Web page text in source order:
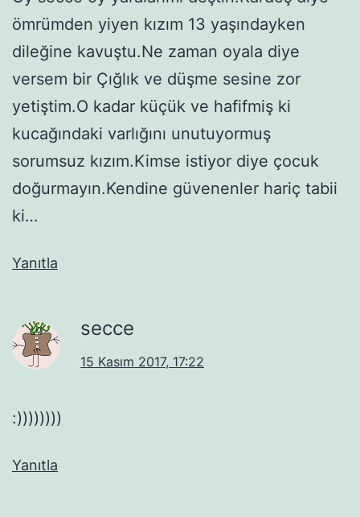
ömrümden yiyen kızım 13 yaşındayken
dileğine kavuştu.Ne zaman oyala diye
versem bir Çığlık ve düşme sesine zor
yetiştim.O kadar küçük ve hafifmiş ki
kucağındaki varlığını unutuyormuş
sorumsuz kızım.Kimse istiyor diye çocuk
doğurmayın.Kendine güvenenler hariç tabii
ki…
Yanıtla
secce
15 Kasım 2017, 17:22
:))))))))
Yanıtla